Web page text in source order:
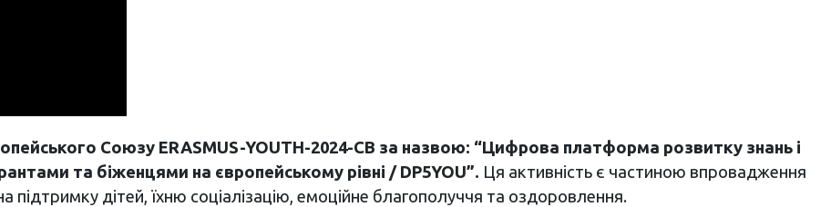
Союзу ERASMUS-YOUTH-2024-CB за назвою: “Цифрова платформа розвитку знань і
та біженцями на європейському рівні / DP5YOU”. Ця активність є частиною впровадження
підтримку дітей, їхню соціалізацію, емоційне благополуччя та оздоровлення.